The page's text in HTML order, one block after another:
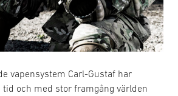
vapensystem Carl-Gustaf har
tid och med stor framgång världen